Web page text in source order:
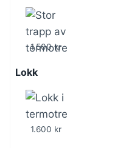
1.500 kr
Lokk
1.600 kr